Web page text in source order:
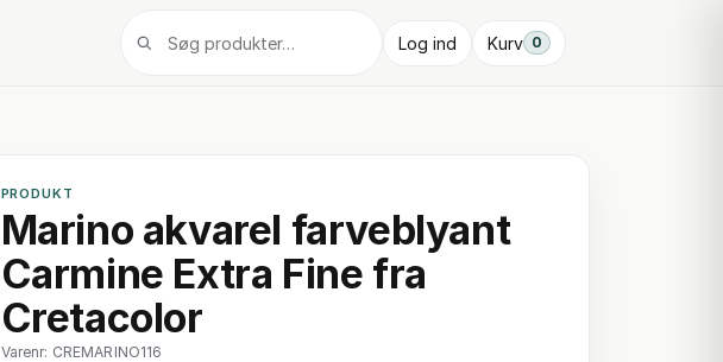
Log ind Kurv 0
PRODUKT
Marino akvarel farveblyant
Carmine Extra Fine fra
Cretacolor
Varenr: CREMARINO116